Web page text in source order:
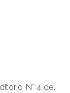
N° 4 del